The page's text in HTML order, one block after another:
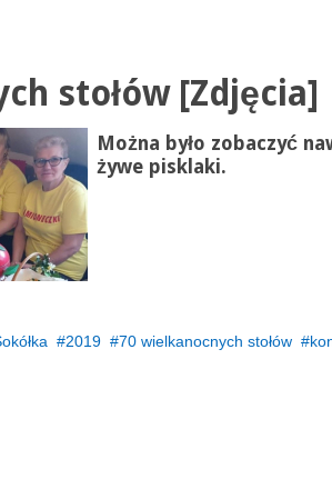
stołów [Zdjęcia]
Można było zobaczyć
żywe pisklaki.
2019 70 wielkanocnych stołów